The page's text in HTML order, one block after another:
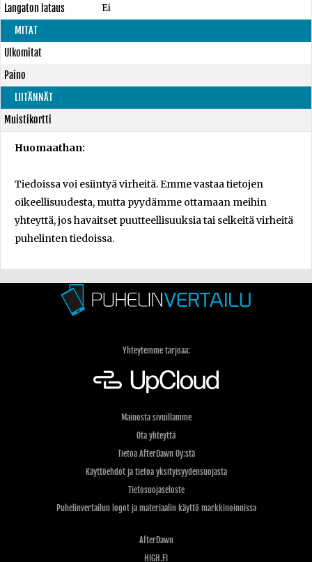
Langaton lataus
Ei
MITAT
Ulkomitat
Paino
LIITÄNNÄT
Muistikortti
Huomaathan:
Tiedoissa voi esiintyä virheitä. Emme vastaa tietojen
oikeellisuudesta, mutta pyydämme ottamaan meihin
yhteyttä, jos havaitset puutteellisuuksia tai selkeitä virheitä
puhelinten tiedoissa.
Yhteytemme tarjoaa:
Mainosta sivuillamme
Ota yhteyttä
Tietoa AfterDawn Oy:stä
Käyttöehdot ja tietoa yksityisyydensuojasta
Tietosuojaseloste
Puhelinvertailun logot ja materiaalin käyttö markkinoinnissa
AfterDawn
HIGH.FI